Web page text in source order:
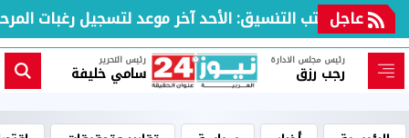
عاجل
مكتب التنسيق: الأحد آخر موعد لتسجيل رغبات
رئيس مجلس الادارة
رجب رزق
رئيس التحرير
سامي خليفة